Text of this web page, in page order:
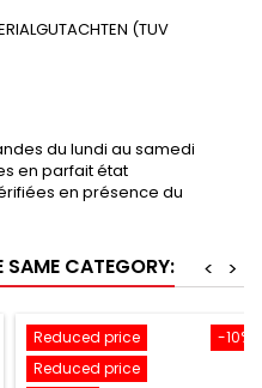
(TUV
du lundi au samedi
en parfait état
en présence du
SAME CATEGORY: >
<
-10%
Reduced price
Reduced price